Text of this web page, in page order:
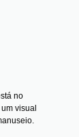
no
um visual